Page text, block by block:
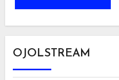
OJOLSTREAM